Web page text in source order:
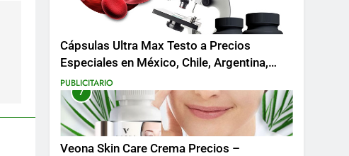
Cápsulas Ultra Max Testo a Precios
Especiales en México, Chile, Argentina,
Colombia, Perú , Ecuador, Costa Rica y
Más
PUBLICITARIO
7
Veona Skin Care Crema Precios –